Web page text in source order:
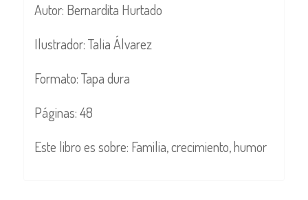
Autor: Bernardita Hurtado
Ilustrador: Talia Álvarez
Formato: Tapa dura
Páginas: 48
Este libro es sobre: Familia, crecimiento, humor